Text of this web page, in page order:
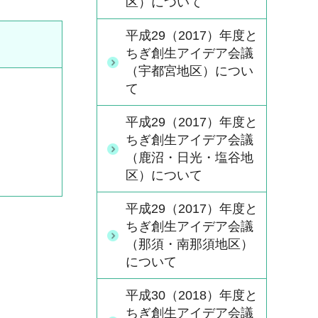
平成29（2017）年度と
ちぎ創生アイデア会議
（宇都宮地区）につい
て
平成29（2017）年度と
ちぎ創生アイデア会議
（鹿沼・日光・塩谷地
区）について
平成29（2017）年度と
ちぎ創生アイデア会議
（那須・南那須地区）
について
平成30（2018）年度と
ちぎ創生アイデア会議